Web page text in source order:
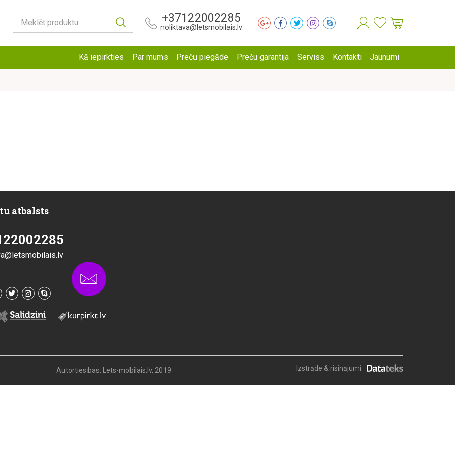
Meklēt produktu +37122002285
noliktava@letsmobilais.lv
Kā iepirkties Par mums Preču piegāde Preču garantija Serviss Kontakti Jaunumi
atbalsts
Autortiesības: Lets-mobilais.lv, 2019 Izstrāde & risinājumi: